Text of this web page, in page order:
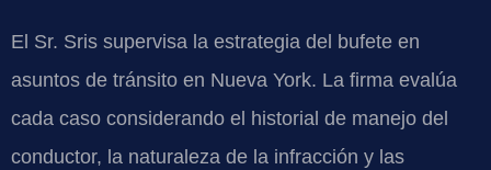
El Sr. Sris supervisa la estrategia del bufete en
asuntos de tránsito en Nueva York. La firma evalúa
cada caso considerando el historial de manejo del
conductor, la naturaleza de la infracción y las